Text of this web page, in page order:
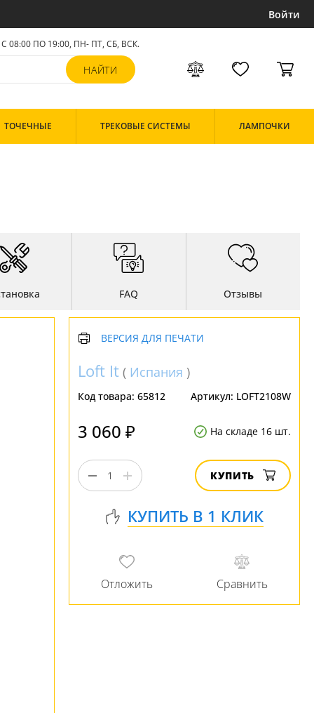
Войти
С 08:00 ПО 19:00, ПН- ПТ, СБ, ВСК.
ТОЧЕЧНЫЕ ТРЕКОВЫЕ СИСТЕМЫ ЛАМПОЧКИ
FAQ Отзывы
ВЕРСИЯ ДЛЯ ПЕЧАТИ
Loft It ( Испания )
Код товара: 65812 Артикул: LOFT2108W
3 060 ₽ На складе 16 шт.
КУПИТЬ